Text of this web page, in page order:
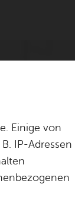
Einige von
IP-Adressen